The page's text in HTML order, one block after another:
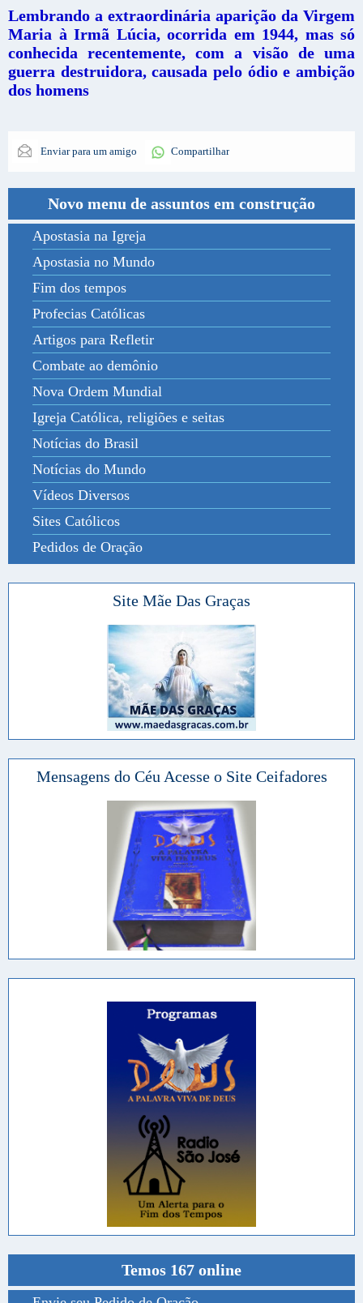
Lembrando a extraordinária aparição da Virgem
Maria à Irmã Lúcia, ocorrida em 1944, mas só
conhecida recentemente, com a visão de uma
guerra destruidora, causada pelo ódio e ambição
dos homens
Enviar para um amigo Compartilhar
Novo menu de assuntos em construção
Apostasia na Igreja
Apostasia no Mundo
Fim dos tempos
Profecias Católicas
Artigos para Refletir
Combate ao demônio
Nova Ordem Mundial
Igreja Católica, religiões e seitas
Notícias do Brasil
Notícias do Mundo
Vídeos Diversos
Sites Católicos
Pedidos de Oração
Site Mãe Das Graças
Mensagens do Céu Acesse o Site Ceifadores
Temos 167 online